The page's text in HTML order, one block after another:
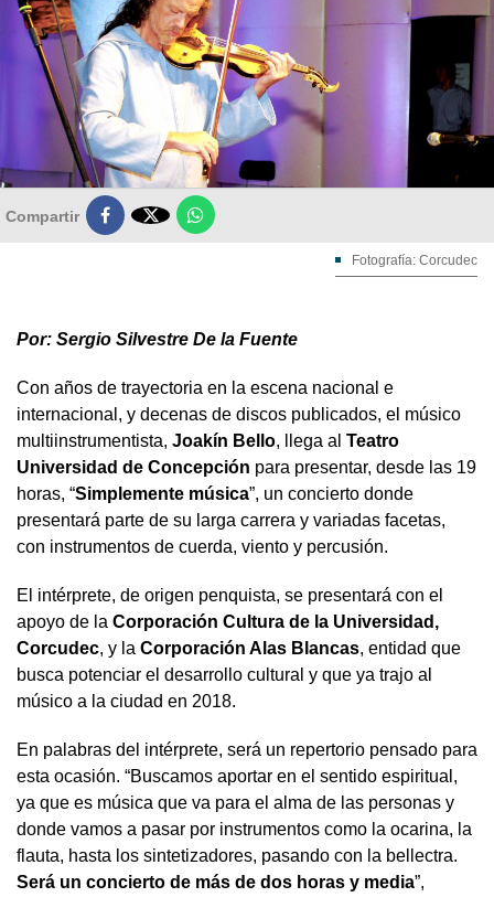
Compartir 
Fotografía: Corcudec
Por: Sergio Silvestre De la Fuente
Con años de trayectoria en la escena nacional e
internacional, y decenas de discos publicados, el músico
multiinstrumentista, Joakín Bello, llega al Teatro
Universidad de Concepción para presentar, desde las 19
horas, “Simplemente música”, un concierto donde
presentará parte de su larga carrera y variadas facetas,
con instrumentos de cuerda, viento y percusión.
El intérprete, de origen penquista, se presentará con el
apoyo de la Corporación Cultura de la Universidad,
Corcudec, y la Corporación Alas Blancas, entidad que
busca potenciar el desarrollo cultural y que ya trajo al
músico a la ciudad en 2018.
En palabras del intérprete, será un repertorio pensado para
esta ocasión. “Buscamos aportar en el sentido espiritual,
ya que es música que va para el alma de las personas y
donde vamos a pasar por instrumentos como la ocarina, la
flauta, hasta los sintetizadores, pasando con la bellectra.
Será un concierto de más de dos horas y media”,